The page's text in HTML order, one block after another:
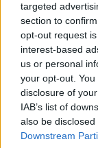
targeted
section to
opt-out request
interest-based
us or personal
your opt-out.
disclosure of
IAB’s list of
also be
Downstream
GENTE